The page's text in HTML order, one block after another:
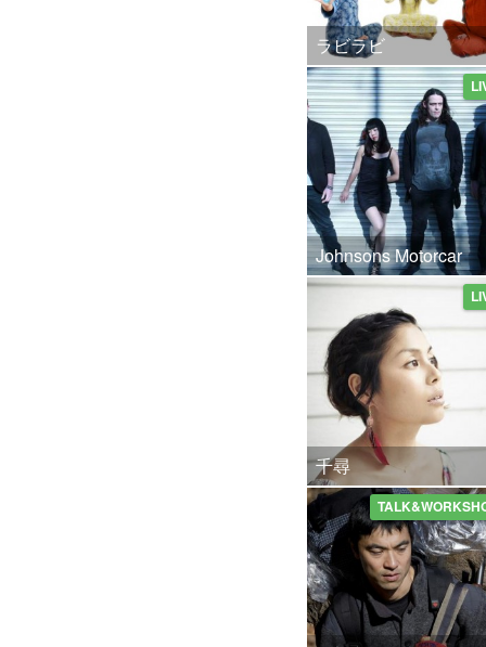
ラビラビ
Johnsons Motorcar
千尋